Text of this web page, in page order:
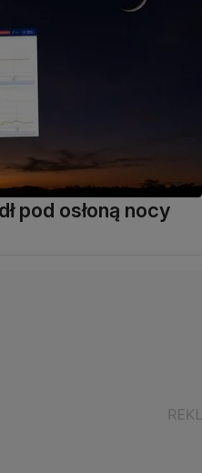
pod osłoną nocy